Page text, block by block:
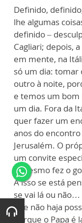
Definido,
lhe algumas
definido –
Cagliari; depois,
em mente, na
só um dia: tomar
outro à noite,
e temos um
um dia. Fora da
quer fazer um
anos do
Jerusalém. O
um convite
o mesmo fez o
A isso se está
se vai lá ou não…
que não haja
porque o Papa é